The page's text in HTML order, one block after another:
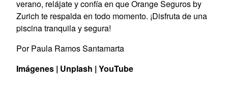
verano, relájate y confía en que Orange Seguros by
Zurich te respalda en todo momento. ¡Disfruta de una
piscina tranquila y segura!
Por Paula Ramos Santamarta
Imágenes | Unplash | YouTube